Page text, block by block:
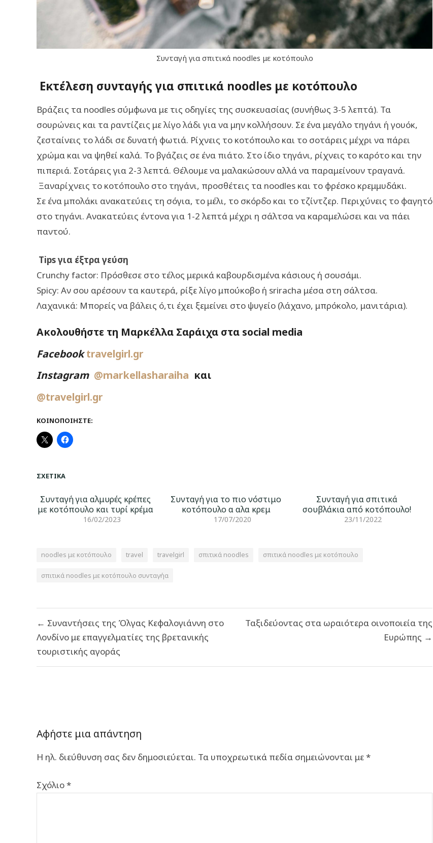
Συνταγή για σπιτικά nοοdles με κοτόπουλο
Εκτέλεση συνταγής για σπιτικά nοοdles με κοτόπουλο
Βράζεις τα noodles σύμφωνα με τις οδηγίες της συσκευασίας (συνήθως 3-5 λεπτά). Τα
σουρώνεις και τα ραντίζεις με λίγο λάδι για να μην κολλήσουν. Σε ένα μεγάλο τηγάνι ή γουόκ,
ζεσταίνεις το λάδι σε δυνατή φωτιά. Ρίχνεις το κοτόπουλο και το σοτάρεις μέχρι να πάρει
χρώμα και να ψηθεί καλά. Το βγάζεις σε ένα πιάτο. Στο ίδιο τηγάνι, ρίχνεις το καρότο και την
πιπεριά. Σοτάρεις για 2-3 λεπτά. Θέλουμε να μαλακώσουν αλλά να παραμείνουν τραγανά.
Ξαναρίχνεις το κοτόπουλο στο τηγάνι, προσθέτεις τα noodles και το φρέσκο κρεμμυδάκι.
Σε ένα μπολάκι ανακατεύεις τη σόγια, το μέλι, το σκόρδο και το τζίντζερ. Περιχύνεις το φαγητό
στο τηγάνι. Ανακατεύεις έντονα για 1-2 λεπτά μέχρι η σάλτσα να καραμελώσει και να πάει
παντού.
Tips για έξτρα γεύση
Crunchy factor: Πρόσθεσε στο τέλος μερικά καβουρδισμένα κάσιους ή σουσάμι.
Spicy: Αν σου αρέσουν τα καυτερά, ρίξε λίγο μπούκοβο ή sriracha μέσα στη σάλτσα.
Λαχανικά: Μπορείς να βάλεις ό,τι έχει ξεμείνει στο ψυγείο (λάχανο, μπρόκολο, μανιτάρια).
Ακολουθήστε τη Μαρκέλλα Σαράιχα στα social media
Facebook travelgirl.gr
Instagram @markellasharaiha και
@travelgirl.gr
ΚΟΙΝΟΠΟΙΉΣΤΕ:
ΣΧΕΤΙΚΆ
Συνταγή για αλμυρές κρέπες
με κοτόπουλο και τυρί κρέμα
16/02/2023
Συνταγή για το πιο νόστιμο
κοτόπουλο α αλα κρεμ
17/07/2020
Συνταγή για σπιτικά
σουβλάκια από κοτόπουλο!
23/11/2022
nοοdles με κοτόπουλο travel travelgirl σπιτικά nοοdles σπιτικά nοοdles με κοτόπουλο
σπιτικά nοοdles με κοτόπουλο συνταγήα
άρθρων
← Συναντήσεις της Όλγας Κεφαλογιάννη στο
Λονδίνο με επαγγελματίες της βρετανικής
τουριστικής αγοράς
Ταξιδεύοντας στα ωραιότερα οινοποιεία της
Ευρώπης →
Αφήστε μια απάντηση
Η ηλ. διεύθυνση σας δεν δημοσιεύεται. Τα υποχρεωτικά πεδία σημειώνονται με*
Σχόλιο*